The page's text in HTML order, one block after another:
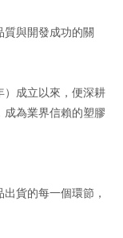
與開發成功的關
）成立以來，便深耕
成為業界信賴的塑膠
貨的每一個環節，